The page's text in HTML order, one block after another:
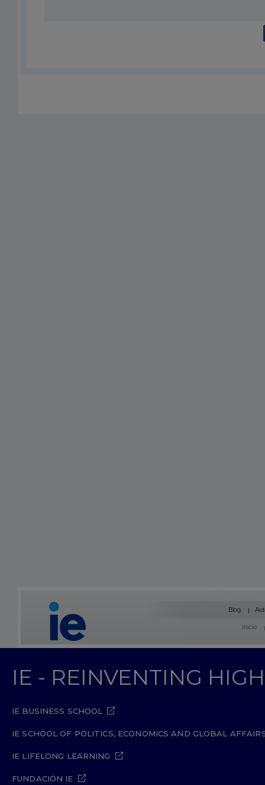
Blog
Inicio
IE - REINVENTING
IE BUSINESS SCHOOL
IE SCHOOL OF POLITICS, ECONOMICS AND GLOBAL
IE LIFELONG LEARNING
FUNDACIÓN IE